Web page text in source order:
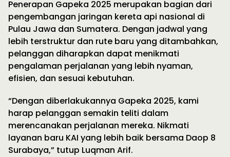
Penerapan Gapeka 2025 merupakan bagian dari
pengembangan jaringan kereta api nasional di
Pulau Jawa dan Sumatera. Dengan jadwal yang
lebih terstruktur dan rute baru yang ditambahkan,
pelanggan diharapkan dapat menikmati
pengalaman perjalanan yang lebih nyaman,
efisien, dan sesuai kebutuhan.
“Dengan diberlakukannya Gapeka 2025, kami
harap pelanggan semakin teliti dalam
merencanakan perjalanan mereka. Nikmati
layanan baru KAI yang lebih baik bersama Daop 8
Surabaya,” tutup Luqman Arif.